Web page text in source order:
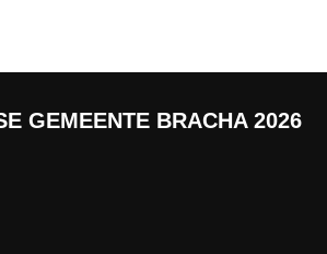
GEMEENTE BRACHA 2026